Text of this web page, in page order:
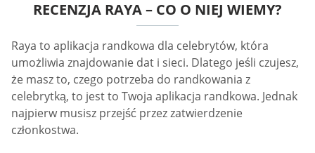
RECENZJA RAYA – CO O NIEJ WIEMY?
Raya to aplikacja randkowa dla celebrytów, która
umożliwia znajdowanie dat i sieci. Dlatego jeśli czujesz,
że masz to, czego potrzeba do randkowania z
celebrytką, to jest to Twoja aplikacja randkowa. Jednak
najpierw musisz przejść przez zatwierdzenie
członkostwa.